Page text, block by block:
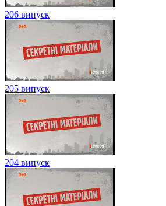
206 випуск
205 випуск
204 випуск